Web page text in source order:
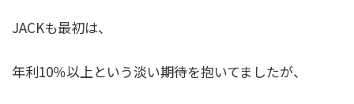
JACKも最初は、
年利10％以上という淡い期待を抱いてましたが、